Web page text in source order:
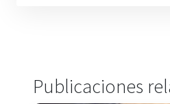
Publicaciones